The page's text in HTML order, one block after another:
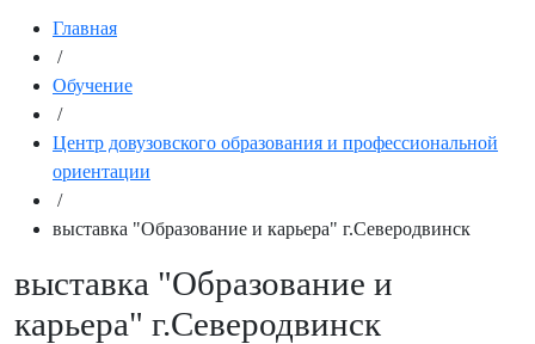
Главная
/
Обучение
/
Центр довузовского образования и профессиональной
ориентации
/
выставка "Образование и карьера" г.Северодвинск
выставка "Образование и
карьера" г.Северодвинск